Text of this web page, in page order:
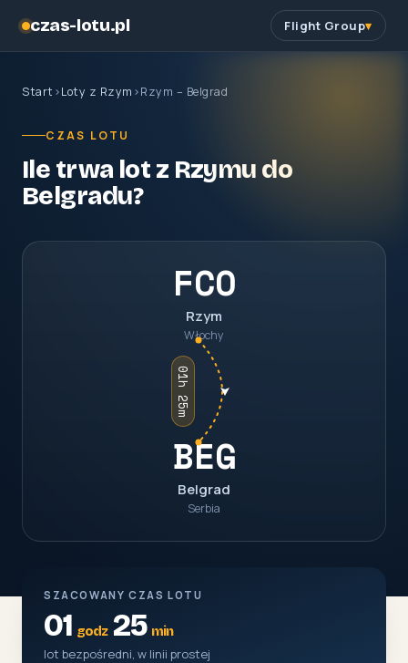
czas-lotu.pl Flight Group
Start ›Loty z Rzym ›Rzym – Belgrad
CZAS LOTU
Ile trwa lot z Rzymu do
Belgradu?
FCO
Rzym
Włochy
01h 25m
BEG
Belgrad
Serbia
SZACOWANY CZAS LOTU
01 godz25 min
lot bezpośredni, w linii prostej